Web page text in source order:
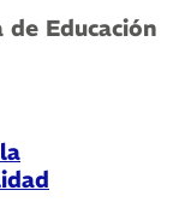
Educación